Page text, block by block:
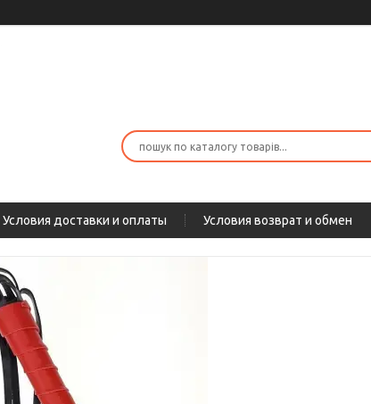
Условия доставки и оплаты Условия возврат и обмен